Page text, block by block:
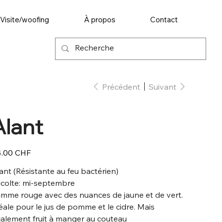
Visite/woofing À propos Contact
Précédent Suivant
CHF
(Résistante au feu bactérien)
mi-septembre
rouge avec des nuances de jaune et de vert.
pour le jus de pomme et le cidre. Mais
fruit à manger au couteau